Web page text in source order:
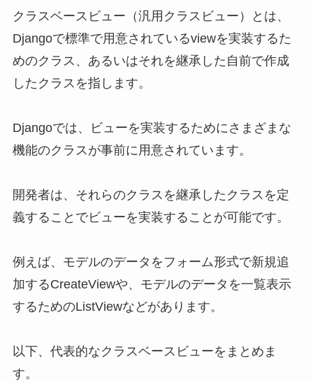
クラスベースビュー（汎用クラスビュー）とは、
Djangoで標準で用意されているviewを実装するた
めのクラス、あるいはそれを継承した自前で作成
したクラスを指します。
Djangoでは、ビューを実装するためにさまざまな
機能のクラスが事前に用意されています。
開発者は、それらのクラスを継承したクラスを定
義することでビューを実装することが可能です。
例えば、モデルのデータをフォーム形式で新規追
加するCreateViewや、モデルのデータを一覧表示
するためのListViewなどがあります。
以下、代表的なクラスベースビューをまとめま
す。